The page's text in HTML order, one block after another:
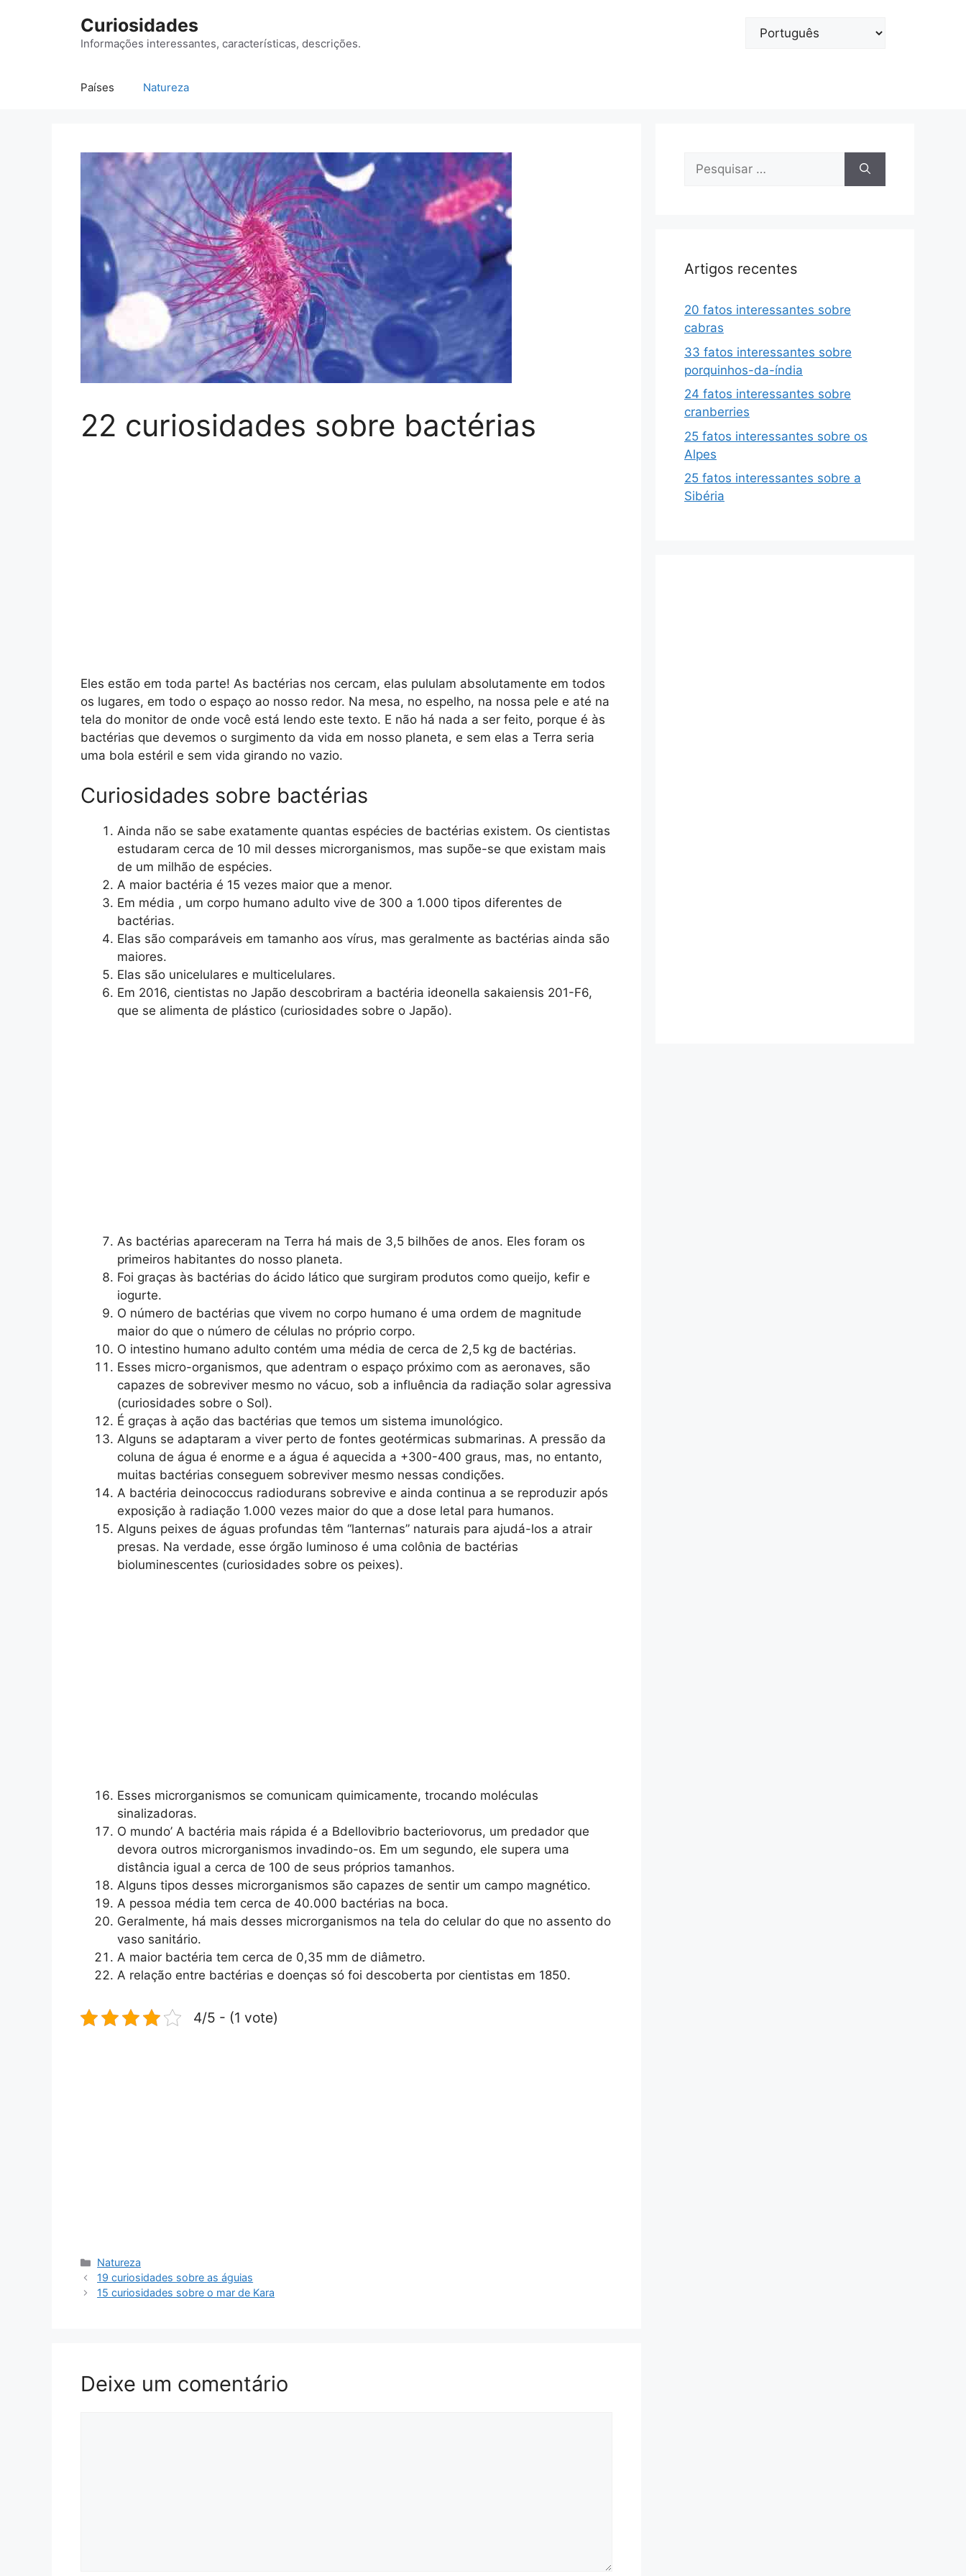
Curiosidades
Informações interessantes, características, descrições.
Escolha
Países Natureza
22 curiosidades sobre bactérias
Eles estão em toda parte! As bactérias nos cercam, elas pululam absolutamente em todos
os lugares, em todo o espaço ao nosso redor. Na mesa, no espelho, na nossa pele e até na
tela do monitor de onde você está lendo este texto. E não há nada a ser feito, porque é às
bactérias que devemos o surgimento da vida em nosso planeta, e sem elas a Terra seria
uma bola estéril e sem vida girando no vazio.
Curiosidades sobre bactérias
Ainda não se sabe exatamente quantas espécies de bactérias existem. Os cientistas
estudaram cerca de 10 mil desses microrganismos, mas supõe-se que existam mais
de um milhão de espécies.
A maior bactéria é 15 vezes maior que a menor.
Em média , um corpo humano adulto vive de 300 a 1.000 tipos diferentes de
bactérias.
Elas são comparáveis ​​em tamanho aos vírus, mas geralmente as bactérias ainda são
maiores.
Elas são unicelulares e multicelulares.
Em 2016, cientistas no Japão descobriram a bactéria ideonella sakaiensis 201-F6,
que se alimenta de plástico (curiosidades sobre o Japão).
As bactérias apareceram na Terra há mais de 3,5 bilhões de anos. Eles foram os
primeiros habitantes do nosso planeta.
Foi graças às bactérias do ácido lático que surgiram produtos como queijo, kefir e
iogurte.
O número de bactérias que vivem no corpo humano é uma ordem de magnitude
maior do que o número de células no próprio corpo.
O intestino humano adulto contém uma média de cerca de 2,5 kg de bactérias.
Esses micro-organismos, que adentram o espaço próximo com as aeronaves, são
capazes de sobreviver mesmo no vácuo, sob a influência da radiação solar agressiva
(curiosidades sobre o Sol).
É graças à ação das bactérias que temos um sistema imunológico.
Alguns se adaptaram a viver perto de fontes geotérmicas submarinas. A pressão da
coluna de água é enorme e a água é aquecida a +300-400 graus, mas, no entanto,
muitas bactérias conseguem sobreviver mesmo nessas condições.
A bactéria deinococcus radiodurans sobrevive e ainda continua a se reproduzir após
exposição à radiação 1.000 vezes maior do que a dose letal para humanos.
Alguns peixes de águas profundas têm “lanternas” naturais para ajudá-los a atrair
presas. Na verdade, esse órgão luminoso é uma colônia de bactérias
bioluminescentes (curiosidades sobre os peixes).
Esses microrganismos se comunicam quimicamente, trocando moléculas
sinalizadoras.
O mundo’ A bactéria mais rápida é a Bdellovibrio bacteriovorus, um predador que
devora outros microrganismos invadindo-os. Em um segundo, ele supera uma
distância igual a cerca de 100 de seus próprios tamanhos.
Alguns tipos desses microrganismos são capazes de sentir um campo magnético.
A pessoa média tem cerca de 40.000 bactérias na boca.
Geralmente, há mais desses microrganismos na tela do celular do que no assento do
vaso sanitário.
A maior bactéria tem cerca de 0,35 mm de diâmetro.
A relação entre bactérias e doenças só foi descoberta por cientistas em 1850.
4/5 - (1 vote)
Categorias
Natureza
19 curiosidades sobre as águias
15 curiosidades sobre o mar de Kara
Deixe um comentário
Pesquisar
Artigos recentes
20 fatos interessantes sobre
cabras
33 fatos interessantes sobre
porquinhos-da-índia
24 fatos interessantes sobre
cranberries
25 fatos interessantes sobre os
Alpes
25 fatos interessantes sobre a
Sibéria